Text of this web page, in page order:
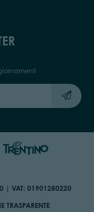
| VAT: 01901280220
TRASPARENTE